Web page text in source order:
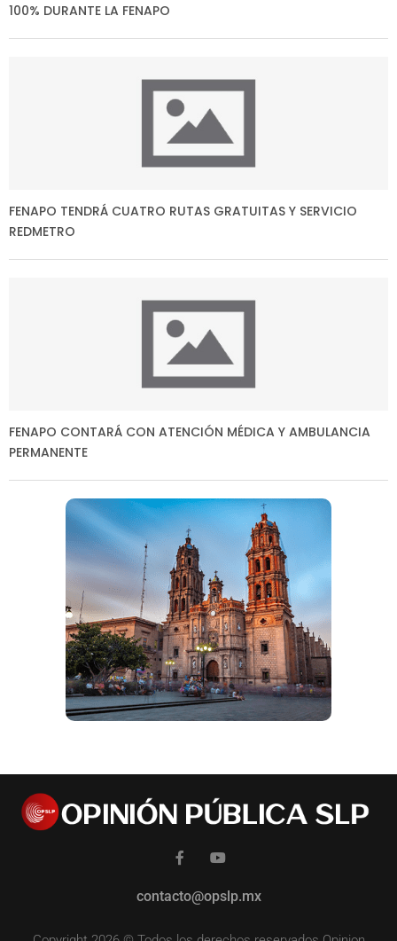
100% DURANTE LA FENAPO
FENAPO TENDRÁ CUATRO RUTAS GRATUITAS Y SERVICIO
REDMETRO
FENAPO CONTARÁ CON ATENCIÓN MÉDICA Y AMBULANCIA
PERMANENTE
contacto@opslp.mx